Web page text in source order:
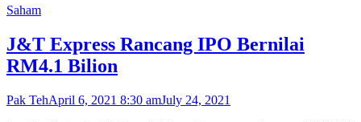
Saham
J&T Express Rancang IPO Bernilai
RM4.1 Bilion
Pak TehApril 6, 2021 8:30 amJuly 24, 2021